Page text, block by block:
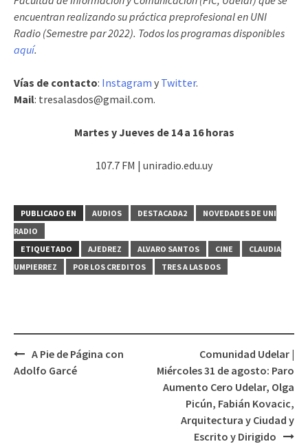
encuentran realizando su práctica preprofesional en UNI
Radio (Semestre par 2022). Todos los programas disponibles
aquí.
Vías de contacto: Instagram y Twitter.
Mail: tresalasdos@gmail.com.
Martes y Jueves de 14 a 16 horas
107.7 FM | uniradio.edu.uy
PUBLICADO EN AUDIOS DESTACADA2
NOVEDADES DE UNI
RADIO
ETIQUETADO
AJEDREZ ALVARO SANTOS CINE
CLAUDIA
UMPIERREZ
POR LOS CREDITOS TRES A LAS DOS
Navegación
A Pie de Página con
Adolfo Garcé
Comunidad Udelar |
Miércoles 31 de agosto: Paro
Aumento Cero Udelar, Olga
Picún, Fabián Kovacic,
Arquitectura y Ciudad y
Escrito y Dirigido